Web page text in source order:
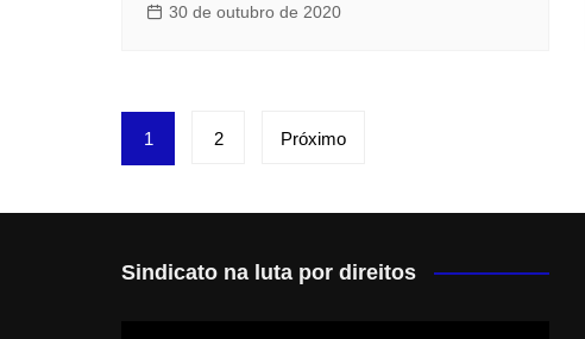
30 de outubro de 2020
Paginação
de
posts
1 2 Próximo
Sindicato na luta por direitos